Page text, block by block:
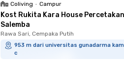
Coliving • Campur
Kost Rukita Kara House Percetakan
Salemba
Rawa Sari, Cempaka Putih
953 m dari universitas gunadarma
c